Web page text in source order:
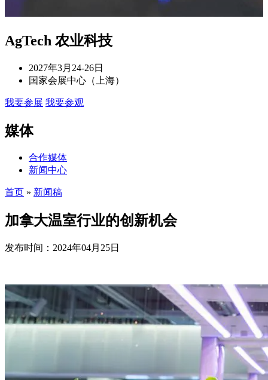
AgTech 农业科技
2027年3月24-26日
国家会展中心（上海）
我要参展 我要参观
媒体
合作媒体
新闻中心
首页 » 新闻稿
加拿大温室行业的创新机会
发布时间：2024年04月25日